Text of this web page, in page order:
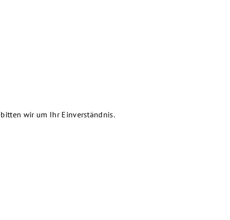
wir um Ihr Einverständnis.